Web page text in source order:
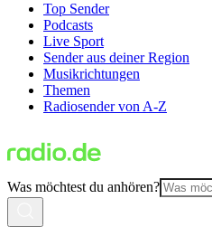
Top Sender
Podcasts
Live Sport
Sender aus deiner Region
Musikrichtungen
Themen
Radiosender von A-Z
Was möchtest du anhören?